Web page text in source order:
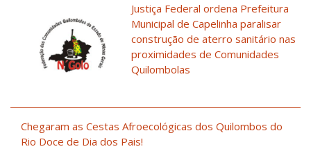
Justiça Federal ordena Prefeitura
Municipal de Capelinha paralisar
construção de aterro sanitário nas
proximidades de Comunidades
Quilombolas
Chegaram as Cestas Afroecológicas dos Quilombos do
Rio Doce de Dia dos Pais!